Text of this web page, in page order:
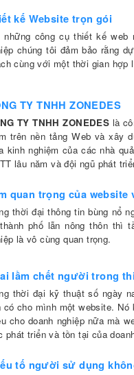
kế Website trọn gói
những công cụ thiết kế
chúng tôi đảm bảo rằng
cùng với một thời gian hợp
TY TNHH ZONEDES
TY TNHH ZONEDES là
trên nền tảng Web và xây
kinh nghiệm của các nhà
lâu năm và đội ngũ phát
quan trọng của
thời đại thông tin bùng nổ
phố lẫn nông thôn thì
là vô cùng quan trọng.
lầm chết người trong
thời đại kỹ thuật số ngày
có cho mình một website. Nó
cho doanh nghiệp nữa mà
phát triển và tồn tại của
tố người sử dụng